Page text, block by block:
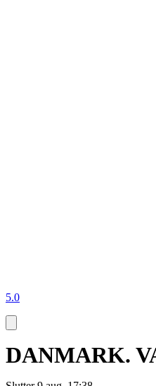
5.0
DANMARK.